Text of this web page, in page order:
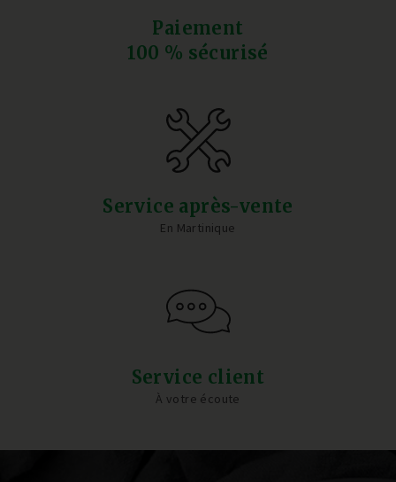
Paiement
100 % sécurisé
Service après-vente
En Martinique
Service client
À votre écoute